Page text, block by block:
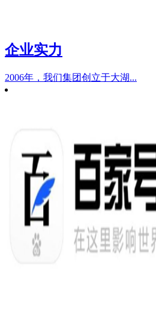
企业实力
2006年，我们集团创立于大湖...